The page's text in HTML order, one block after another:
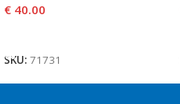
€ 40.00
SKU: 71731